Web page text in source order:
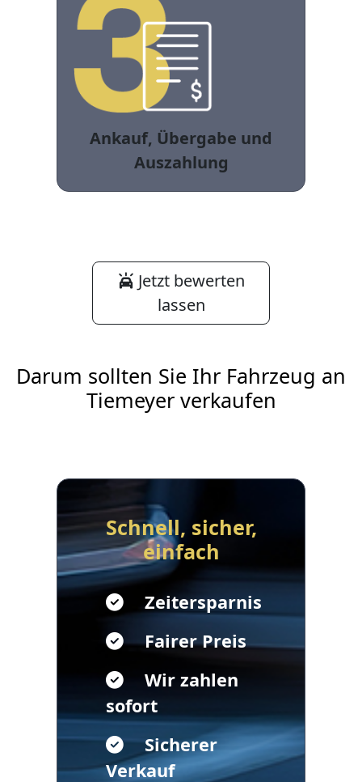
Ankauf, Übergabe und
Auszahlung
Jetzt bewerten
lassen
Darum sollten Sie Ihr Fahrzeug an
Tiemeyer verkaufen
Schnell, sicher,
einfach
Zeitersparnis
Fairer Preis
Wir zahlen
sofort
Sicherer
Verkauf